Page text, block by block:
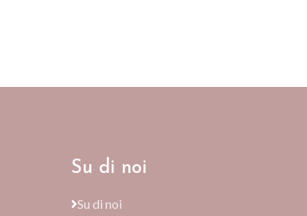
Su di noi
Su di noi